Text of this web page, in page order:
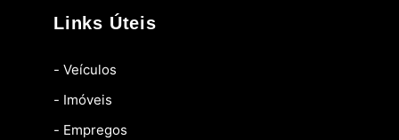
Links Úteis
- Veículos
- Imóveis
- Empregos